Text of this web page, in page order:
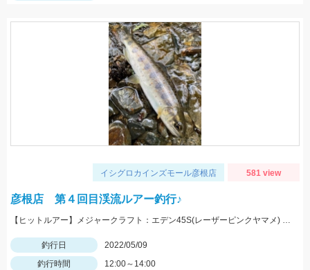
イシグロカインズモール彦根店 581 view
彦根店 第４回目渓流ルアー釣行♪
【ヒットルアー】メジャークラフト：エデン45S(レーザーピンクヤマメ) まだまだ楽しめそうですよ♪
釣行日
2022/05/09
釣行時間
12:00～14:00